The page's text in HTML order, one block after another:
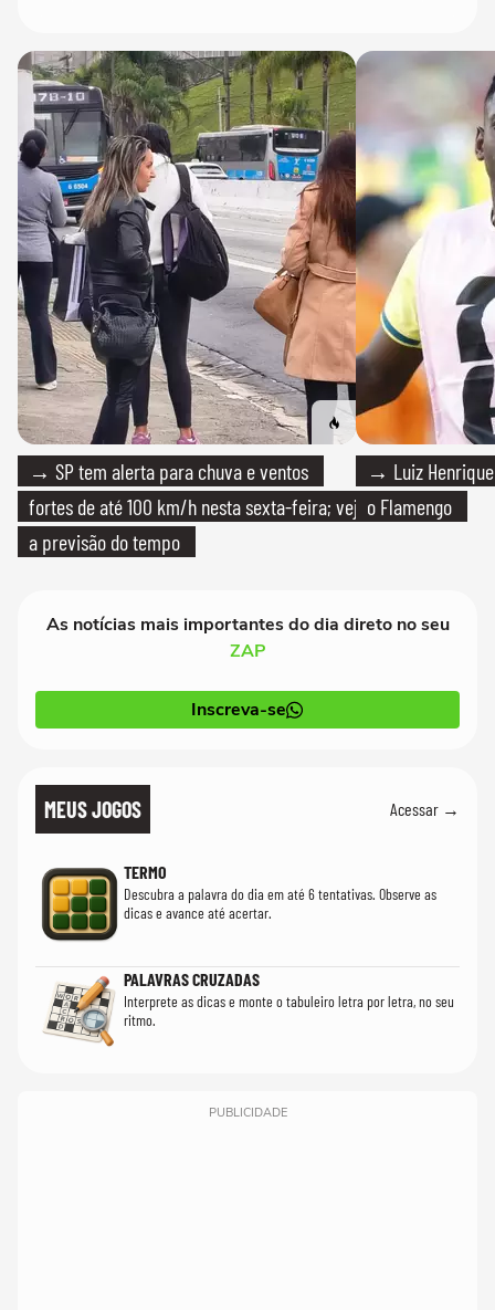
→ SP tem alerta para chuva e ventos
fortes de até 100 km/h nesta sexta-feira; veja
a previsão do tempo
→ Luiz
o Flamengo
As notícias mais importantes do dia direto no seu
ZAP
Inscreva-se
MEUS JOGOS Acessar →
TERMO
Descubra a palavra do dia em até 6 tentativas. Observe as
dicas e avance até acertar.
PALAVRAS CRUZADAS
Interprete as dicas e monte o tabuleiro letra por letra, no seu
ritmo.
PUBLICIDADE